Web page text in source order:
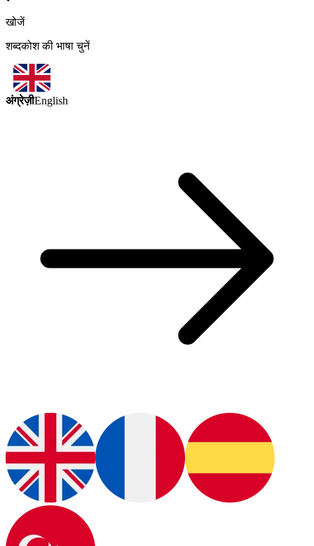
खोजें
शब्दकोश की भाषा चुनें
अंग्रेज़ीEnglish